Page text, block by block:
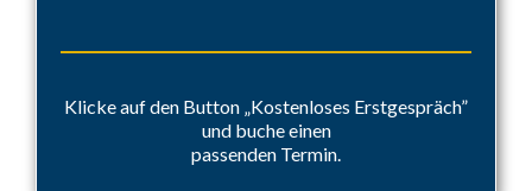
Klicke auf den Button „Kostenloses Erstgespräch”
und buche einen
passenden Termin.